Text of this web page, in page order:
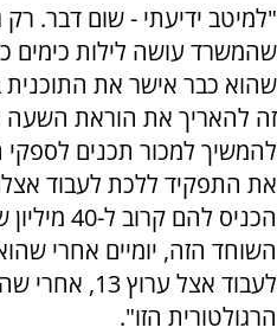
"למיטב ידיעתי - שום דבר.
שהמשרד עושה לילות כימים
שהוא כבר אישר את
להמשיך למכור תכנים לספקי
את התפקיד ללכת לעבוד
הכניס להם
השוחד הזה, יומיים אחרי
לעבוד אצל
הרגולטורית הזו".